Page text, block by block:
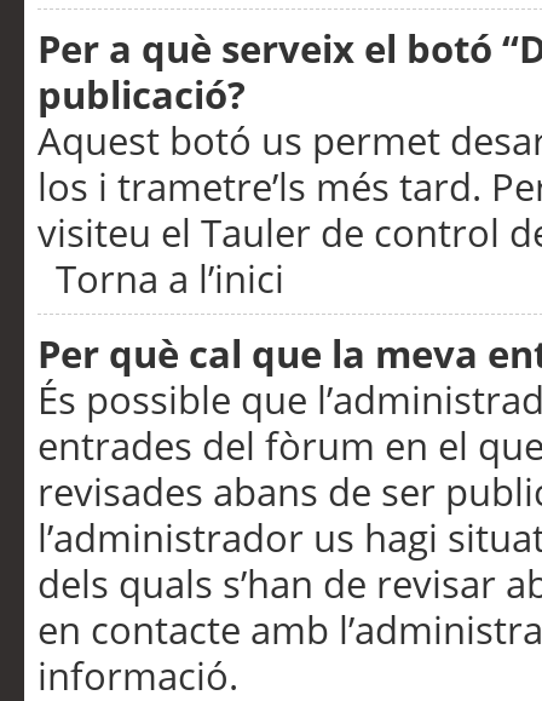
Per a què serveix el botó
publicació?
Aquest botó us permet
los i trametre’ls més tard.
visiteu el Tauler de control
Torna a l’inici
Per què cal que la meva
És possible que
entrades del fòrum en el
revisades abans de ser
l’administrador us hagi
dels quals s’han de revisar
en contacte amb
informació.